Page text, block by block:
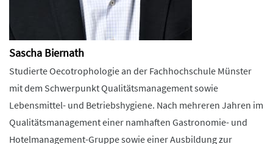
Sascha Biernath
Studierte Oecotrophologie an der Fachhochschule Münster
mit dem Schwerpunkt Qualitätsmanagement sowie
Lebensmittel- und Betriebshygiene. Nach mehreren Jahren im
Qualitätsmanagement einer namhaften Gastronomie- und
Hotelmanagement-Gruppe sowie einer Ausbildung zur